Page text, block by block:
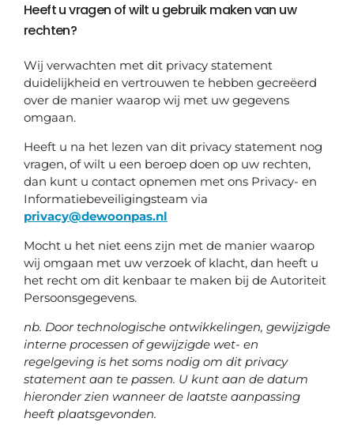
Heeft u vragen of wilt u gebruik maken van uw
rechten?
Wij verwachten met dit privacy statement
duidelijkheid en vertrouwen te hebben gecreëerd
over de manier waarop wij met uw gegevens
omgaan.
Heeft u na het lezen van dit privacy statement nog
vragen, of wilt u een beroep doen op uw rechten,
dan kunt u contact opnemen met ons Privacy- en
Informatiebeveiligingsteam via
privacy@dewoonpas.nl
Mocht u het niet eens zijn met de manier waarop
wij omgaan met uw verzoek of klacht, dan heeft u
het recht om dit kenbaar te maken bij de Autoriteit
Persoonsgegevens.
nb. Door technologische ontwikkelingen, gewijzigde
interne processen of gewijzigde wet- en
regelgeving is het soms nodig om dit privacy
statement aan te passen. U kunt aan de datum
hieronder zien wanneer de laatste aanpassing
heeft plaatsgevonden.